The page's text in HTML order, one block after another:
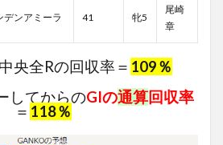
デンアミーラ 41 牝5
尾崎
章
央全Rの回収率＝ 109％
してからのGIの通算回収率
＝ 118％